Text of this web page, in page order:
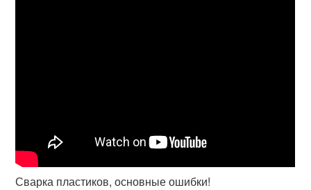
Сварка пластиков, основные ошибки!